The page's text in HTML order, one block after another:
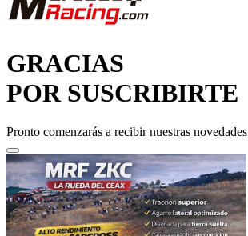
GRACIAS
POR SUSCRIBIRTE
Pronto comenzarás a recibir nuestras novedades